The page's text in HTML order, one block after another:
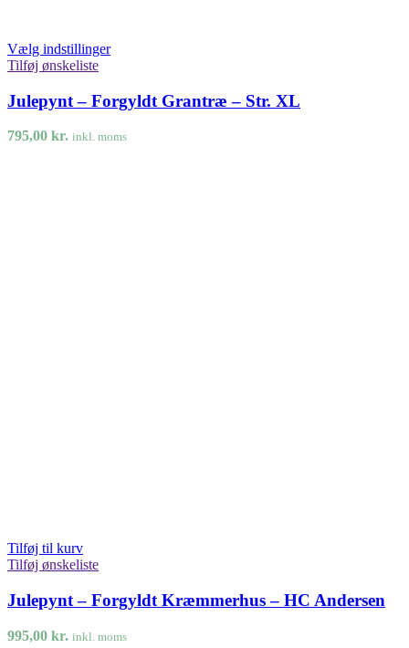
Vælg indstillinger
Tilføj ønskeliste
Julepynt – Forgyldt Grantræ – Str. XL
795,00 kr. inkl. moms
Tilføj til kurv
Tilføj ønskeliste
Julepynt – Forgyldt Kræmmerhus – HC Andersen
995,00 kr. inkl. moms